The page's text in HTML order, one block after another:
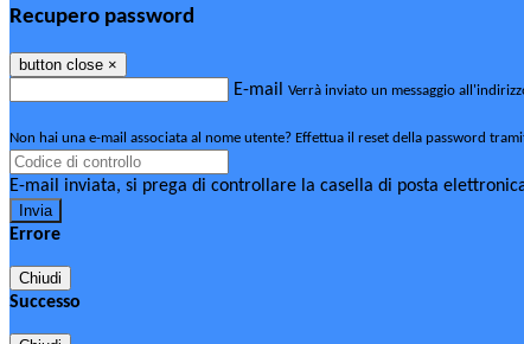
Recupero password
button close ×
E-mail Verrà inviato un messaggio
Non hai una e-mail associata al nome utente? Effettua il reset della password
E-mail inviata, si prega di controllare la casella di posta
Errore
Chiudi
Successo